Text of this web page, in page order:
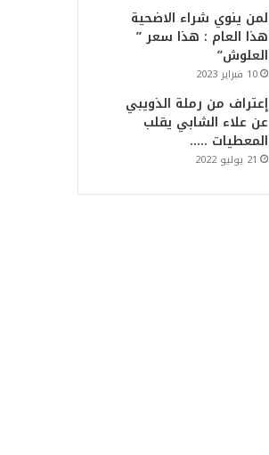
لمن ينوي شراء الاضحية
هذا العام : هذا سعر ”
العلوش”
10 فبراير 2023
إعتراف من رملة الذويبي
عن علاء الشابي يقلب
المعطيات …..
21 يوليو 2022